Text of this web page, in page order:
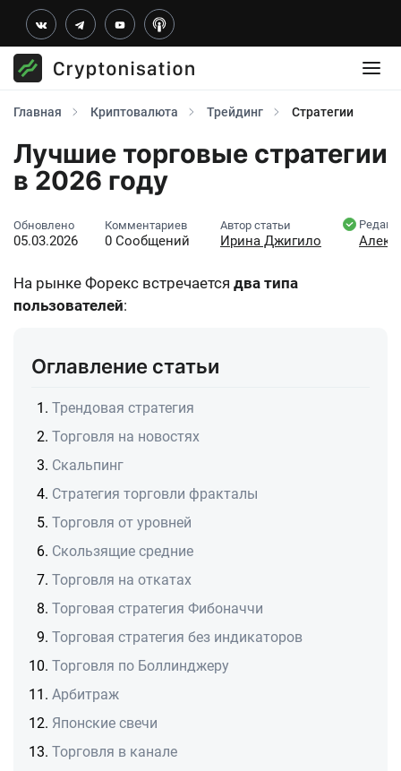
Главная Криптовалюта Трейдинг Стратегии
Лучшие торговые стратегии
в 2026 году
Обновлено
05.03.2026
Комментариев
0 Сообщений
Автор статьи
Ирина Джигило
На рынке Форекс встречается два типа
пользователей:
Оглавление статьи
Трендовая стратегия
Торговля на новостях
Скальпинг
Стратегия торговли фракталы
Торговля от уровней
Скользящие средние
Торговля на откатах
Торговая стратегия Фибоначчи
Торговая стратегия без индикаторов
Торговля по Боллинджеру
Арбитраж
Японские свечи
Торговля в канале